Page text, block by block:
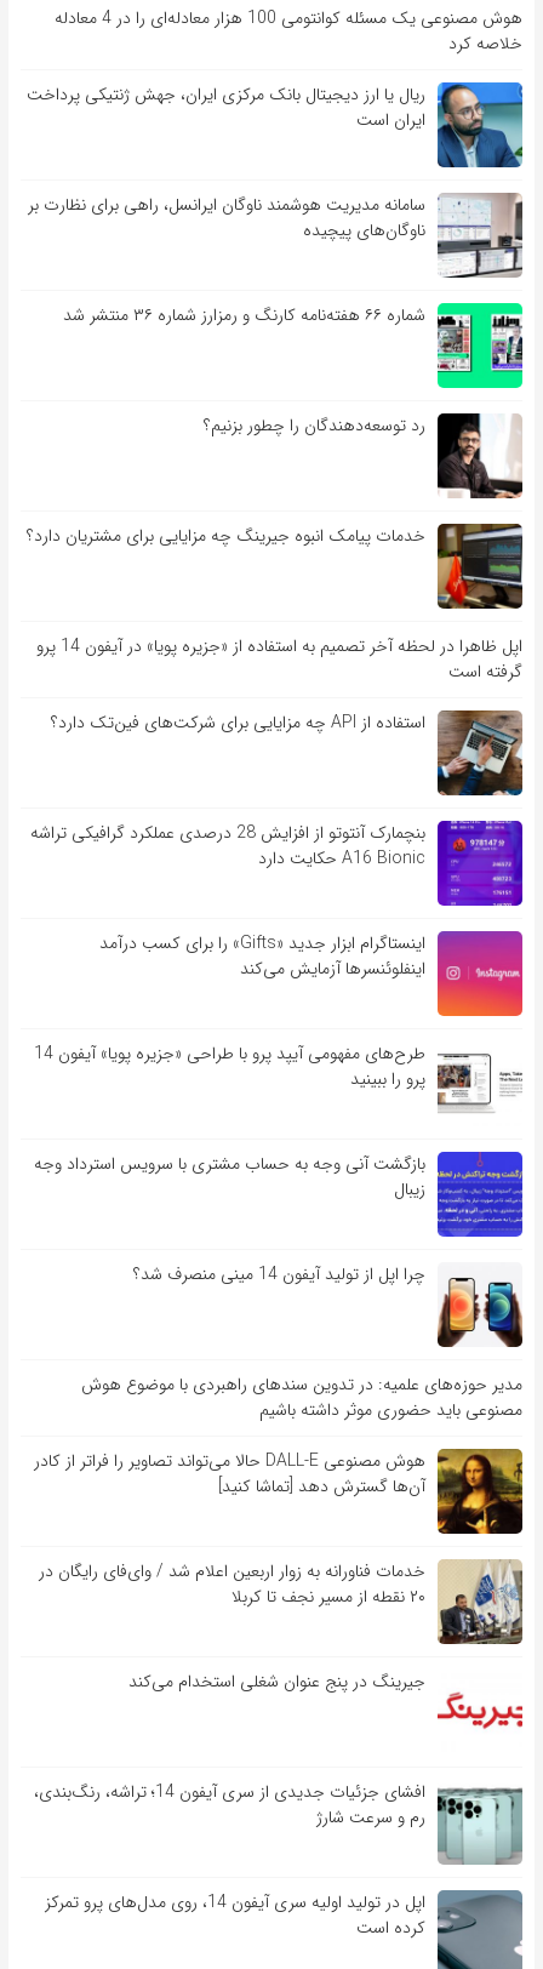
هوش مصنوعی یک مسئله کوانتومی 100 هزار معادله‌‎ای را در 4 معادله
خلاصه کرد
ریال یا ارز دیجیتال بانک مرکزی ایران، جهش ژنتیکی پرداخت
ایران است
سامانه مدیریت هوشمند ناوگان ایرانسل، راهی برای نظارت بر
ناوگان‌های پیچیده
شماره ۶۶ هفته‌نامه کارنگ و رمزارز شماره ۳۶ منتشر شد
رد توسعه‌دهندگان را چطور بزنیم؟
خدمات پیامک انبوه جیرینگ چه مزایایی برای مشتریان دارد؟
اپل ظاهرا در لحظه آخر تصمیم به استفاده از «جزیره پویا» در آیفون 14 پرو
گرفته است
استفاده از API چه مزایایی برای شرکت‌های فین‌تک دارد؟
بنچمارک آنتوتو از افزایش 28 درصدی عملکرد گرافیکی تراشه
A16 Bionic حکایت دارد
اینستاگرام ابزار جدید «Gifts» را برای کسب درآمد
اینفلوئنسرها آزمایش می‌کند
طرح‌های مفهومی آیپد پرو با طراحی «جزیره پویا» آیفون 14
پرو را ببینید
بازگشت آنی وجه به حساب مشتری با سرویس استرداد وجه
زیبال
چرا اپل از تولید آیفون 14 مینی منصرف شد؟
مدیر حوزه‌های علمیه: در تدوین سندهای راهبردی با موضوع هوش
مصنوعی باید حضوری موثر داشته باشیم
هوش مصنوعی DALL-E حالا می‌تواند تصاویر را فراتر از کادر
آن‌ها گسترش دهد [تماشا کنید]
خدمات فناورانه به زوار اربعین اعلام شد / وای‌فای رایگان در
۲۰ نقطه از مسیر نجف تا کربلا
جیرینگ در پنج عنوان شغلی استخدام می‌کند
افشای جزئیات جدیدی از سری آیفون 14؛ تراشه، رنگ‌بندی،
رم و سرعت شارژ
اپل در تولید اولیه سری آیفون 14، روی مدل‌های پرو تمرکز
کرده است